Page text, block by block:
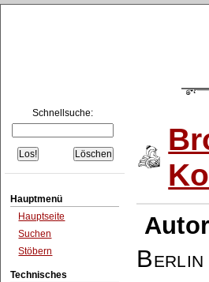
Schnellsuche:
Hauptmenü
Hauptseite
Suchen
Stöbern
Technisches
Berlin